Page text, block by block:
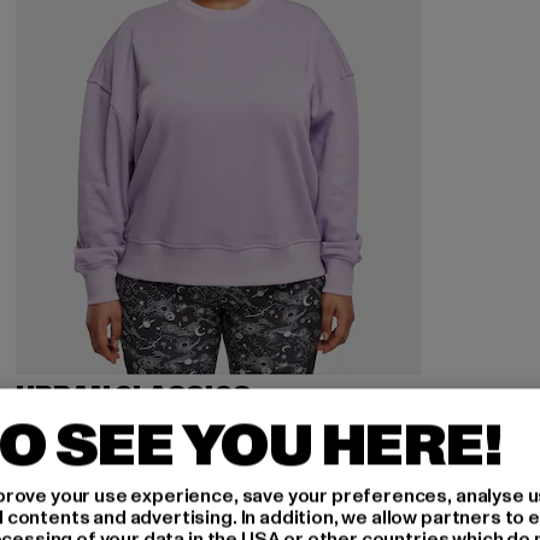
URBAN CLASSICS
Ladies Oversized
23,99 EUR
Derzeitiger Preis: 23,99 EUR
39,99 EUR Aktionspreis: 39,99 EUR
SEE YOU HERE!
your use experience, save your preferences, analyse
and advertising. In addition, we allow partners to